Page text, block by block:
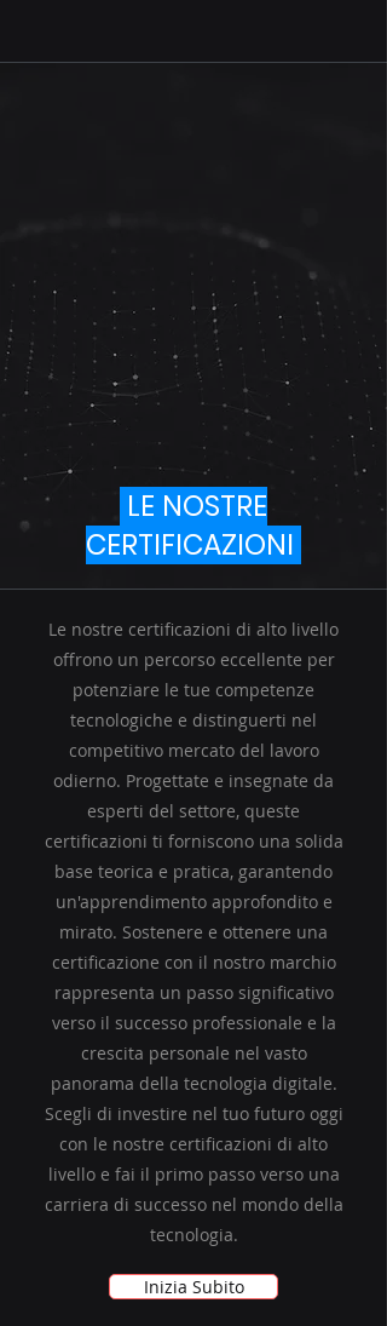
LE NOSTRE
CERTIFICAZIONI
Le nostre certificazioni di alto livello
offrono un percorso eccellente per
potenziare le tue competenze
tecnologiche e distinguerti nel
competitivo mercato del lavoro
odierno. Progettate e insegnate da
esperti del settore, queste
certificazioni ti forniscono una solida
base teorica e pratica, garantendo
un'apprendimento approfondito e
mirato. Sostenere e ottenere una
certificazione con il nostro marchio
rappresenta un passo significativo
verso il successo professionale e la
crescita personale nel vasto
panorama della tecnologia digitale.
Scegli di investire nel tuo futuro oggi
con le nostre certificazioni di alto
livello e fai il primo passo verso una
carriera di successo nel mondo della
tecnologia.
Inizia Subito